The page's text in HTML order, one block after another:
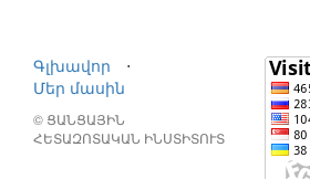
Գլխավոր
⋅
Մեր մասին
© ՑԱՆՑԱՅԻՆ
ՀԵՏԱԶՈՏԱԿԱՆ ԻՆՍՏԻՏՈՒՏ